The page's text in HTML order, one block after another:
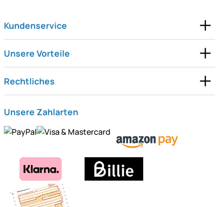
Kundenservice
Unsere Vorteile
Rechtliches
Unsere Zahlarten